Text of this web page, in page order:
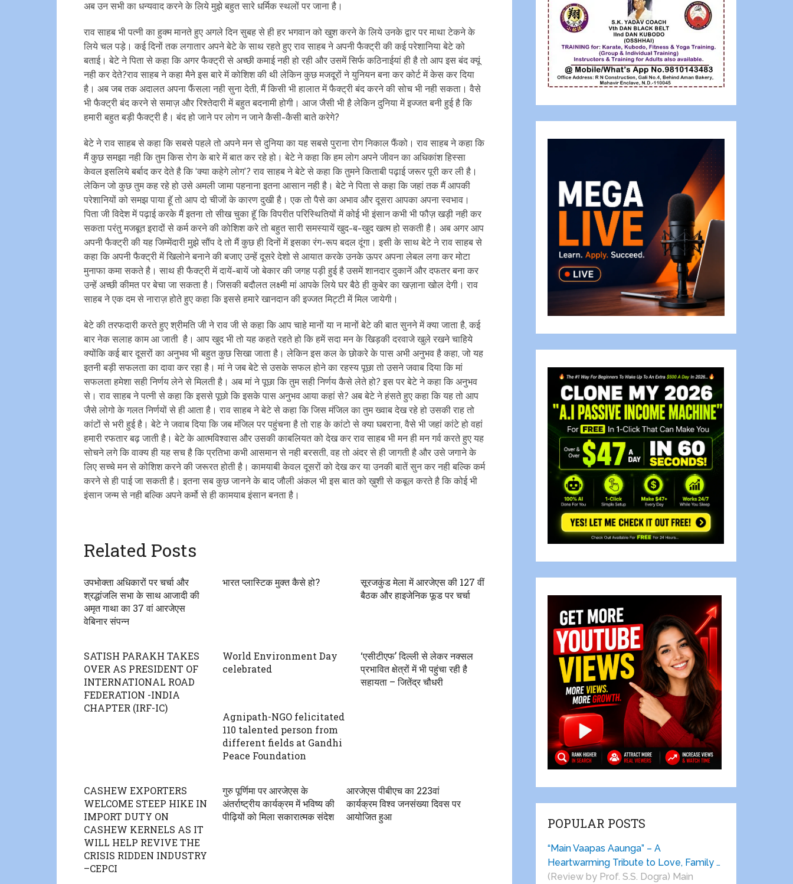
अब उन सभी का धन्यवाद करने के लिये मुझे बहुत सारे धर्मिक स्थलों पर जाना है।
राव साहब भी पत्नी का हुक्म मानते हुए अगले दिन सुबह से ही हर भगवान को खुश करने के लिये उनके द्वार पर माथा टेकने के
लिये चल पड़े। कई दिनों तक लगातार अपने बेटे के साथ रहते हुए राव साहब ने अपनी फैक्ट्री की कई परेशानिया बेटे को
बताई। बेटे ने पिता से कहा कि अगर फैक्ट्री से अच्छी कमाई नही हो रही और उसमें सिर्फ कठिनाईयां ही है तो आप इस बंद क्यूं
नही कर देते?राव साहब ने कहा मैने इस बारे में कोशिश की थी लेकिन कुछ मजदूरों ने युनियन बना कर कोर्ट में केस कर दिया
है। अब जब तक अदालत अपना फैंसला नही सुना देती, मैं किसी भी हालात में फैक्ट्री बंद करने की सोच भी नही सकता। वैसे
भी फैक्ट्री बंद करने से समाज़ और रिश्तेदारी में बहुत बदनामी होगी। आज जैसी भी है लेकिन दुनिया में इज्जत बनी हुई है कि
हमारी बहुत बड़ी फैक्ट्री है। बंद हो जाने पर लोग न जाने कैसी-कैसी बाते करेगे?
बेटे ने राव साहब से कहा कि सबसे पहले तो अपने मन से दुनिया का यह सबसे पुराना रोग निकाल फैंको। राव साहब ने कहा कि
मैं कुछ समझा नही कि तुम किस रोग के बारे में बात कर रहे हो। बेटे ने कहा कि हम लोग अपने जीवन का अधिकांश हिस्सा
केवल इसलिये बर्बाद कर देते है कि ‘क्या कहेगे लोग’? राव साहब ने बेटे से कहा कि तुमने किताबी पढ़ाई जरूर पूरी कर ली है।
लेकिन जो कुछ तुम कह रहे हो उसे अमली जामा पहनाना इतना आसान नही है। बेटे ने पिता से कहा कि जहां तक मैं आपकी
परेशानियों को समझ पाया हॅू तो आप दो चीजों के कारण दुखी है। एक तो पैसे का अभाव और दूसरा आपका अपना स्वभाव।
पिता जी विदेश में पढ़ाई करके मैं इतना तो सीख चुका हॅू कि विपरीत परिस्थितियों में कोई भी इंसान कभी भी फौज़ खड़ी नही कर
सकता परंतु मजबूत इरादों से कर्म करने की कोशिश करे तो बहुत सारी समस्यायें खुद-ब-खुद खत्म हो सकती है। अब अगर आप
अपनी फैक्ट्री की यह जिम्मेंदारी मुझे सौंप दे तो मैं कुछ ही दिनों में इसका रंग-रूप बदल दूंगा। इसी के साथ बेटे ने राव साहब से
कहा कि अपनी फैक्ट्री में खिलोने बनाने की बजाए उन्हें दूसरे देशो से आयात करके उनके ऊपर अपना लेबल लगा कर मोटा
मुनाफा कमा सकते है। साथ ही फैक्ट्री में दायें-बायें जो बेकार की जगह पड़ी हुई है उसमें शानदार दुकानें और दफतर बना कर
उन्हें अच्छी कीमत पर बेचा जा सकता है। जिसकी बदौलत लक्ष्मी मां आपके लिये घर बैठे ही कुबेर का खज़ाना खोल देगी। राव
साहब ने एक दम से नाराज़ होते हुए कहा कि इससे हमारे खानदान की इज्जत मिट्टी में मिल जायेगी।
बेटे की तरफदारी करते हुए श्रीमति जी ने राव जी से कहा कि आप चाहे मानों या न मानों बेटे की बात सुनने में क्या जाता है, कई
बार नेक सलाह काम आ जाती है। आप खुद भी तो यह कहते रहते हो कि हमें सदा मन के खिड़की दरवाजे खुले रखने चाहिये
क्योंकि कई बार दूसरों का अनुभव भी बहुत कुछ सिखा जाता है। लेकिन इस कल के छोकरे के पास अभी अनुभव है कहा, जो यह
इतनी बड़ी सफलता का दावा कर रहा है। मां ने जब बेटे से उसके सफल होने का रहस्य पूछा तो उसने जवाब दिया कि मां
सफलता हमेशा सही निर्णय लेने से मिलती है। अब मां ने पूछा कि तुम सही निर्णय कैसे लेते हो? इस पर बेटे ने कहा कि अनुभव
से। राव साहब ने पत्नी से कहा कि इससे पूछो कि इसके पास अनुभव आया कहां से? अब बेटे ने हंसते हुए कहा कि यह तो आप
जैसे लोगो के गलत निर्णयों से ही आता है। राव साहब ने बेटे से कहा कि जिस मंजिल का तुम ख्वाब देख रहे हो उसकी राह तो
कांटों से भरी हुई है। बेटे ने जवाब दिया कि जब मंजिल पर पहुंचना है तो राह के कांटो से क्या घबराना, वैसे भी जहां कांटे हो वहां
हमारी रफतार बढ़ जाती है। बेटे के आत्मविश्वास और उसकी काबलियत को देख कर राव साहब भी मन ही मन गर्व करते हुए यह
सोचने लगे कि वाक्य ही यह सच है कि प्रतिभा कभी आसमान से नही बरसती, वह तो अंदर से ही जागती है और उसे जगाने के
लिए सच्चे मन से कोशिश करने की जरूरत होती है। कामयाबी केवल दूसरों को देख कर या उनकी बातें सुन कर नही बल्कि कर्म
करने से ही पाई जा सकती है। इतना सब कुछ जानने के बाद जौली अंकल भी इस बात को ख़ुशी से कबूल करते है कि कोई भी
इंसान जन्म से नही बल्कि अपने कर्मो से ही कामयाब इंसान बनता है।
Related Posts
उपभोक्ता अधिकारों पर चर्चा और
श्रद्धांजलि सभा के साथ आजादी की
अमृत गाथा का 37 वां आरजेएस
वेबिनार संपन्न
भारत प्लास्टिक मुक्त कैसे हो?
सूरजकुंड मेला में आरजेएस की 127 वीं
बैठक और हाइजेनिक फूड पर चर्चा
SATISH PARAKH TAKES
OVER AS PRESIDENT OF
INTERNATIONAL ROAD
FEDERATION -INDIA
CHAPTER (IRF-IC)
World Environment Day
celebrated
‘एसीटीएफ’ दिल्ली से लेकर नक्सल
प्रभावित क्षेत्रों में भी पहुंचा रही है
सहायता – जितेंद्र चौधरी
Agnipath-NGO felicitated
110 talented person from
different fields at Gandhi
Peace Foundation
CASHEW EXPORTERS
WELCOME STEEP HIKE IN
IMPORT DUTY ON
CASHEW KERNELS AS IT
WILL HELP REVIVE THE
CRISIS RIDDEN INDUSTRY
–CEPCI
गुरु पूर्णिमा पर आरजेएस के
अंतर्राष्ट्रीय कार्यक्रम में भविष्य की
पीढ़ियों को मिला सकारात्मक संदेश
आरजेएस पीबीएच का 223वां
कार्यक्रम विश्व जनसंख्या दिवस पर
आयोजित हुआ
POPULAR POSTS
“Main Vaapas Aaunga” – A
Heartwarming Tribute to Love, Family …
(Review by Prof. S.S. Dogra) Main